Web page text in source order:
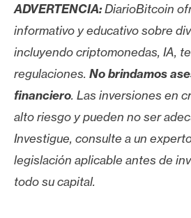
ADVERTENCIA:DiarioBitcoin
informativo y educativo sobre
incluyendo criptomonedas, IA,
regulaciones. No brindamos
financiero. Las inversiones en
alto riesgo y pueden no ser
Investigue, consulte a un
legislación aplicable antes de
todo su capital.